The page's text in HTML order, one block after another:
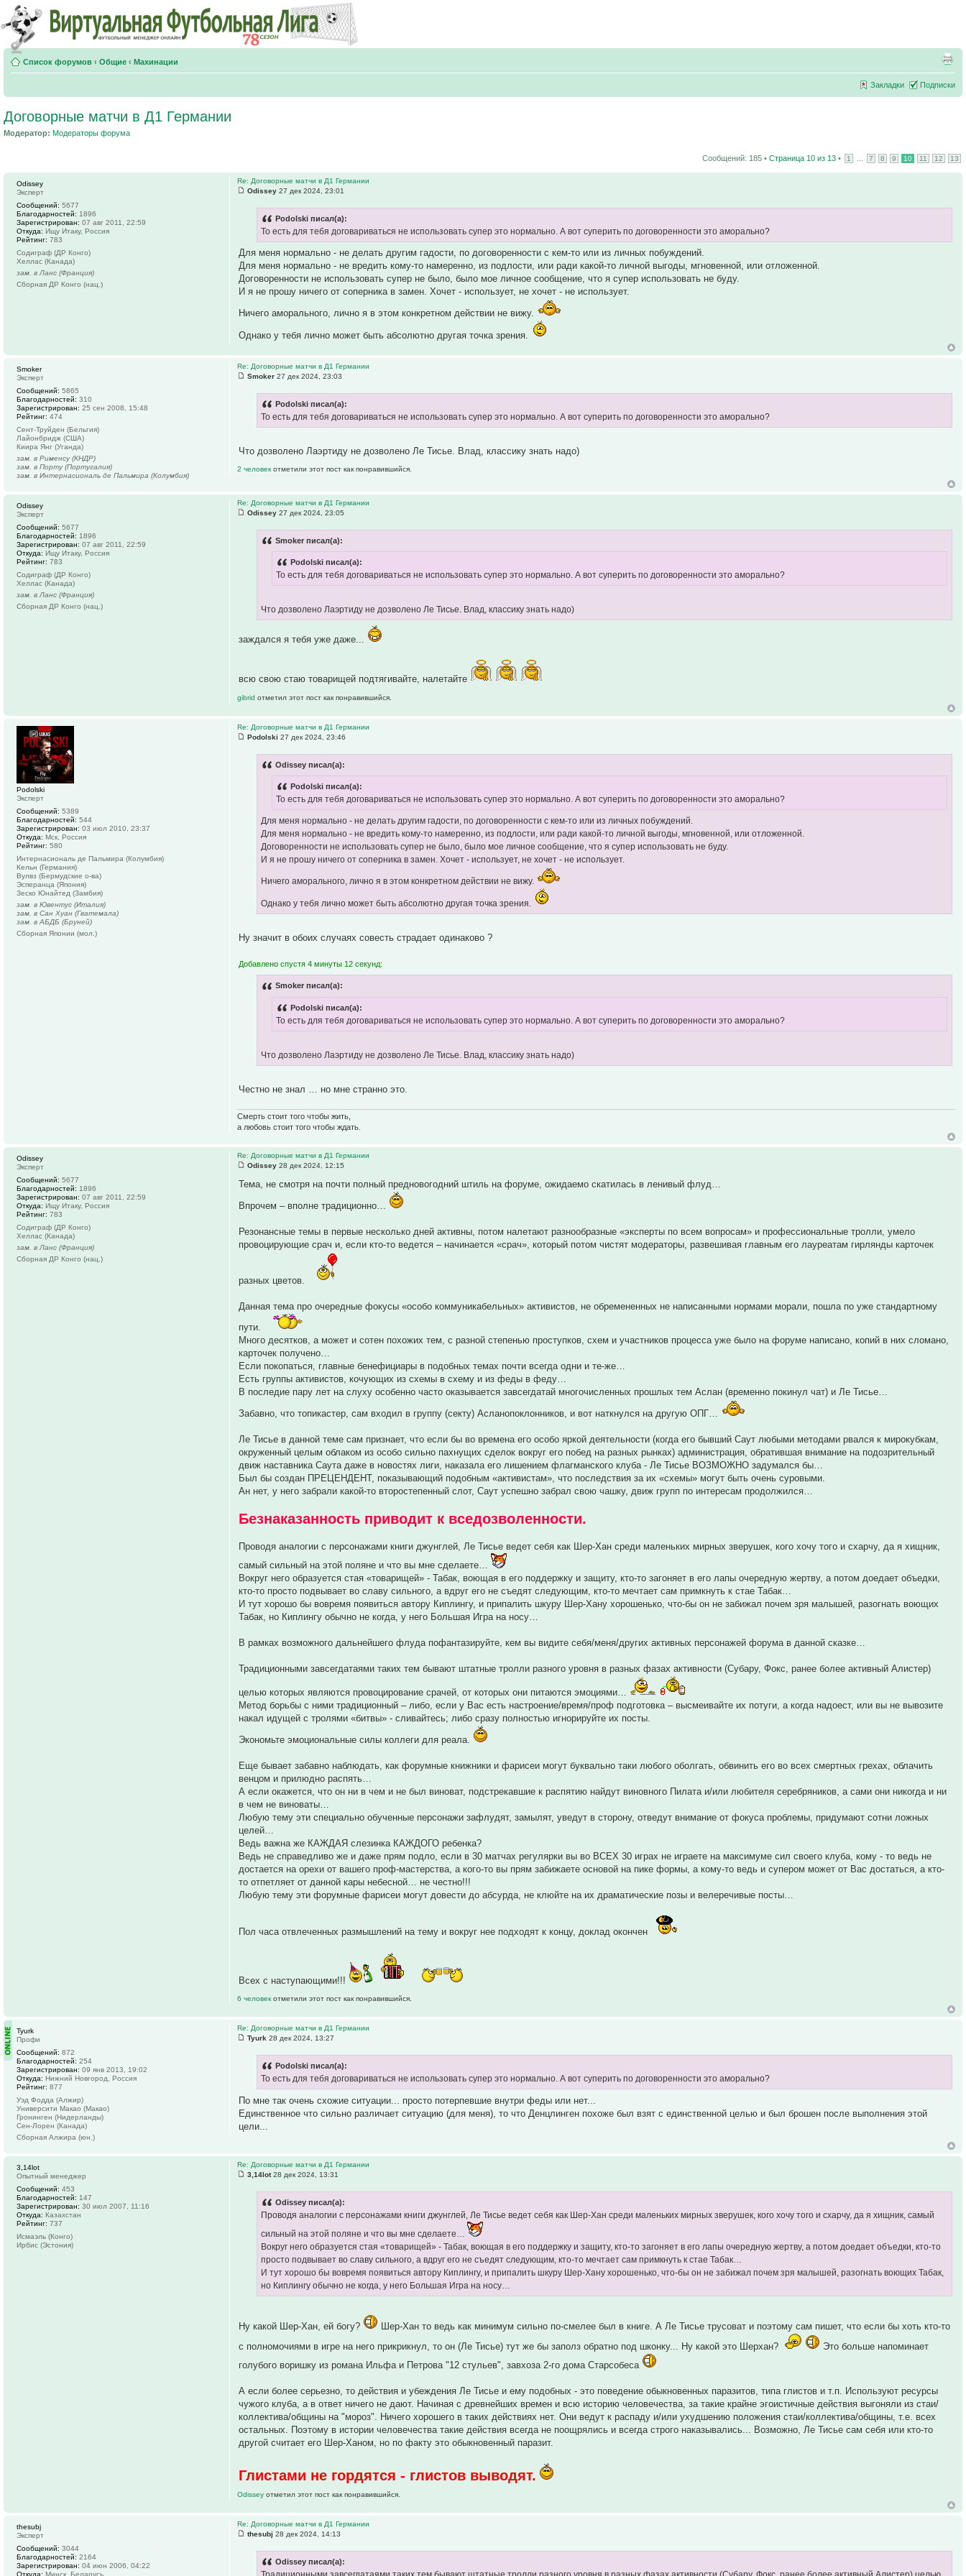
Список форумов ‹ Общие ‹ Махинации
Закладки Подписки
Договорные матчи в Д1 Германии
Модератор: Модераторы форума
Сообщений: 185 • Страница 10 из 13 • 1 7 8 9 10 11 12 13
Re: Договорные матчи в Д1 Германии
Odissey 27 дек 2024, 23:01
Podolski писал(а):
То есть для тебя договариваться не использовать супер это нормально. А вот суперить по договоренности это аморально?
Для меня нормально - не делать другим гадости, по договоренности с кем-то или из личных побуждений.
Для меня нормально - не вредить кому-то намеренно, из подлости, или ради какой-то личной выгоды, мгновенной, или отложенной.
Договоренности не использовать супер не было, было мое личное сообщение, что я супер использовать не буду.
И я не прошу ничего от соперника в замен. Хочет - использует, не хочет - не использует.
Ничего аморального, лично я в этом конкретном действии не вижу.
Однако у тебя лично может быть абсолютно другая точка зрения.
Odissey
Эксперт
Сообщений: 5677
Благодарностей: 1896
Зарегистрирован: 07 авг 2011, 22:59
Откуда: Ищу Итаку, Россия
Рейтинг: 783
Содиграф (ДР Конго)
Хеллас (Канада)
зам. в Ланс (Франция)
Сборная ДР Конго (нац.)
Re: Договорные матчи в Д1 Германии
Smoker 27 дек 2024, 23:03
Podolski писал(а):
То есть для тебя договариваться не использовать супер это нормально. А вот суперить по договоренности это аморально?
Что дозволено Лаэртиду не дозволено Ле Тисье. Влад, классику знать надо)
2 человекотметили этот пост как понравившийся.
Smoker
Эксперт
Сообщений: 5865
Благодарностей: 310
Зарегистрирован: 25 сен 2008, 15:48
Рейтинг: 474
Сент-Труйден (Бельгия)
Лайонбридж (США)
Киира Янг (Уганда)
зам. в Рименсу (КНДР)
зам. в Порту (Португалия)
зам. в Интернасиональ де Пальмира (Колумбия)
Re: Договорные матчи в Д1 Германии
Odissey 27 дек 2024, 23:05
Smoker писал(а):
Podolski писал(а):
То есть для тебя договариваться не использовать супер это нормально. А вот суперить по договоренности это аморально?
Что дозволено Лаэртиду не дозволено Ле Тисье. Влад, классику знать надо)
заждался я тебя уже даже...
всю свою стаю товарищей подтягивайте, налетайте
gibridотметил этот пост как понравившийся.
Odissey
Эксперт
Сообщений: 5677
Благодарностей: 1896
Зарегистрирован: 07 авг 2011, 22:59
Откуда: Ищу Итаку, Россия
Рейтинг: 783
Содиграф (ДР Конго)
Хеллас (Канада)
зам. в Ланс (Франция)
Сборная ДР Конго (нац.)
Re: Договорные матчи в Д1 Германии
Podolski 27 дек 2024, 23:46
Odissey писал(а):
Podolski писал(а):
То есть для тебя договариваться не использовать супер это нормально. А вот суперить по договоренности это аморально?
Для меня нормально - не делать другим гадости, по договоренности с кем-то или из личных побуждений.
Для меня нормально - не вредить кому-то намеренно, из подлости, или ради какой-то личной выгоды, мгновенной, или отложенной.
Договоренности не использовать супер не было, было мое личное сообщение, что я супер использовать не буду.
И я не прошу ничего от соперника в замен. Хочет - использует, не хочет - не использует.
Ничего аморального, лично я в этом конкретном действии не вижу.
Однако у тебя лично может быть абсолютно другая точка зрения.
Ну значит в обоих случаях совесть страдает одинаково ?
Добавлено спустя 4 минуты 12 секунд:
Smoker писал(а):
Podolski писал(а):
То есть для тебя договариваться не использовать супер это нормально. А вот суперить по договоренности это аморально?
Что дозволено Лаэртиду не дозволено Ле Тисье. Влад, классику знать надо)
Честно не знал … но мне странно это.
Смерть стоит того чтобы жить,
а любовь стоит того чтобы ждать.
Podolski
Эксперт
Сообщений: 5389
Благодарностей: 544
Зарегистрирован: 03 июл 2010, 23:37
Откуда: Мск, Россия
Рейтинг: 580
Интернасиональ де Пальмира (Колумбия)
Кельн (Германия)
Вулвз (Бермудские о-ва)
Эсперанца (Япония)
Зеско Юнайтед (Замбия)
зам. в Ювентус (Италия)
зам. в Сан Хуан (Гватемала)
зам. в АБДБ (Бруней)
Сборная Японии (мол.)
Re: Договорные матчи в Д1 Германии
Odissey 28 дек 2024, 12:15
Тема, не смотря на почти полный предновогодний штиль на форуме, ожидаемо скатилась в ленивый флуд…
Впрочем – вполне традиционно…
Резонансные темы в первые несколько дней активны, потом налетают разнообразные «эксперты по всем вопросам» и профессиональные тролли, умело
провоцирующие срач и, если кто-то ведется – начинается «срач», который потом чистят модераторы, развешивая главным его лауреатам гирлянды карточек
разных цветов.
Данная тема про очередные фокусы «особо коммуникабельных» активистов, не обремененных не написанными нормами морали, пошла по уже стандартному
пути.
Много десятков, а может и сотен похожих тем, с разной степенью проступков, схем и участников процесса уже было на форуме написано, копий в них сломано,
карточек получено…
Если покопаться, главные бенефициары в подобных темах почти всегда одни и те-же…
Есть группы активистов, кочующих из схемы в схему и из феды в феду…
В последие пару лет на слуху особенно часто оказывается завсегдатай многочисленных прошлых тем Аслан (временно покинул чат) и Ле Тисье…
Забавно, что топикастер, сам входил в группу (секту) Асланопоклонников, и вот наткнулся на другую ОПГ…
Ле Тисье в данной теме сам признает, что если бы во времена его особо яркой деятельности (когда его бывший Саут любыми методами рвался к мирокубкам,
окруженный целым облаком из особо сильно пахнущих сделок вокруг его побед на разных рынках) администрация, обратившая внимание на подозрительный
движ наставника Саута даже в новостях лиги, наказала его лишением флагманского клуба - Ле Тисье ВОЗМОЖНО задумался бы…
Был бы создан ПРЕЦЕНДЕНТ, показывающий подобным «активистам», что последствия за их «схемы» могут быть очень суровыми.
Ан нет, у него забрали какой-то второстепенный слот, Саут успешно забрал свою чашку, движ групп по интересам продолжился…
Безнаказанность приводит к вседозволенности.
Проводя аналогии с персонажами книги джунглей, Ле Тисье ведет себя как Шер-Хан среди маленьких мирных зверушек, кого хочу того и схарчу, да я хищник,
самый сильный на этой поляне и что вы мне сделаете…
Вокруг него образуется стая «товарищей» - Табак, воющая в его поддержку и защиту, кто-то загоняет в его лапы очередную жертву, а потом доедает объедки,
кто-то просто подвывает во славу сильного, а вдруг его не съедят следующим, кто-то мечтает сам примкнуть к стае Табак…
И тут хорошо бы вовремя появиться автору Киплингу, и припалить шкуру Шер-Хану хорошенько, что-бы он не забижал почем зря малышей, разогнать воющих
Табак, но Киплингу обычно не когда, у него Большая Игра на носу…
В рамках возможного дальнейшего флуда пофантазируйте, кем вы видите себя/меня/других активных персонажей форума в данной сказке…
Традиционными завсегдатаями таких тем бывают штатные тролли разного уровня в разных фазах активности (Субару, Фокс, ранее более активный Алистер)
целью которых являются провоцирование срачей, от которых они питаются эмоциями…
Метод борьбы с ними традиционный – либо, если у Вас есть настроение/время/проф подготовка – высмеивайте их потуги, а когда надоест, или вы не вывозите
накал идущей с тролями «битвы» - сливайтесь; либо сразу полностью игнорируйте их посты.
Экономьте эмоциональные силы коллеги для реала.
Еще бывает забавно наблюдать, как форумные книжники и фарисеи могут буквально таки любого оболгать, обвинить его во всех смертных грехах, облачить
венцом и прилюдно распять…
А если окажется, что он ни в чем и не был виноват, подстрекавшие к распятию найдут виновного Пилата и/или любителя серебряников, а сами они никогда и ни
в чем не виноваты…
Любую тему эти специально обученные персонажи зафлудят, замылят, уведут в сторону, отведут внимание от фокуса проблемы, придумают сотни ложных
целей…
Ведь важна же КАЖДАЯ слезинка КАЖДОГО ребенка?
Ведь не справедливо же и даже прям подло, если в 30 матчах регулярки вы во ВСЕХ 30 играх не играете на максимуме сил своего клуба, кому - то ведь не
достается на орехи от вашего проф-мастерства, а кого-то вы прям забижаете основой на пике формы, а кому-то ведь и супером может от Вас достаться, а кто-
то отпетляет от данной кары небесной… не честно!!!
Любую тему эти форумные фарисеи могут довести до абсурда, не клюйте на их драматические позы и велеречивые посты…
Пол часа отвлеченных размышлений на тему и вокруг нее подходят к концу, доклад окончен
Всех с наступающими!!!
6 человекотметили этот пост как понравившийся.
Odissey
Эксперт
Сообщений: 5677
Благодарностей: 1896
Зарегистрирован: 07 авг 2011, 22:59
Откуда: Ищу Итаку, Россия
Рейтинг: 783
Содиграф (ДР Конго)
Хеллас (Канада)
зам. в Ланс (Франция)
Сборная ДР Конго (нац.)
Re: Договорные матчи в Д1 Германии
Tyurk 28 дек 2024, 13:27
Podolski писал(а):
То есть для тебя договариваться не использовать супер это нормально. А вот суперить по договоренности это аморально?
По мне так очень схожие ситуации... просто потерпевшие внутри феды или нет...
Единственное что сильно различает ситуацию (для меня), то что Денцлинген похоже был взят с единственной целью и был брошен после выполнения этой
цели...
Tyurk
Профи
Сообщений: 872
Благодарностей: 254
Зарегистрирован: 09 янв 2013, 19:02
Откуда: Нижний Новгород, Россия
Рейтинг: 877
Уэд Фодда (Алжир)
Университи Макао (Макао)
Гронинген (Нидерланды)
Сен-Лорен (Канада)
Сборная Алжира (юн.)
Re: Договорные матчи в Д1 Германии
3,14lot28 дек 2024, 13:31
Odissey писал(а):
Проводя аналогии с персонажами книги джунглей, Ле Тисье ведет себя как Шер-Хан среди маленьких мирных зверушек, кого хочу того и схарчу, да я хищник, самый
сильный на этой поляне и что вы мне сделаете…
Вокруг него образуется стая «товарищей» - Табак, воющая в его поддержку и защиту, кто-то загоняет в его лапы очередную жертву, а потом доедает объедки, кто-то
просто подвывает во славу сильного, а вдруг его не съедят следующим, кто-то мечтает сам примкнуть к стае Табак…
И тут хорошо бы вовремя появиться автору Киплингу, и припалить шкуру Шер-Хану хорошенько, что-бы он не забижал почем зря малышей, разогнать воющих Табак,
но Киплингу обычно не когда, у него Большая Игра на носу…
Ну какой Шер-Хан, ей богу?
Шер-Хан то ведь как минимум сильно по-смелее был в книге. А Ле Тисье трусоват и поэтому сам пишет, что если бы хоть кто-то
с полномочиями в игре на него прикрикнул, то он (Ле Тисье) тут же бы заполз обратно под шконку... Ну какой это Шерхан?
Это больше напоминает
голубого воришку из романа Ильфа и Петрова "12 стульев", завхоза 2-го дома Старсобеса
А если более серьезно, то действия и убеждения Ле Тисье и ему подобных - это поведение обыкновенных паразитов, типа глистов и т.п. Используют ресурсы
чужого клуба, а в ответ ничего не дают. Начиная с древнейших времен и всю историю человечества, за такие крайне эгоистичные действия выгоняли из стаи/
коллектива/общины на "мороз". Ничего хорошего в таких действиях нет. Они ведут к распаду и/или ухудшению положения стаи/коллектива/общины, т.е. всех
остальных. Поэтому в истории человечества такие действия всегда не поощрялись и всегда строго наказывались... Возможно, Ле Тисье сам себя или кто-то
другой считает его Шер-Ханом, но по факту это обыкновенный паразит.
Глистами не гордятся - глистов выводят.
Odisseyотметил этот пост как понравившийся.
3,14lot
Опытный менеджер
Сообщений: 453
Благодарностей: 147
Зарегистрирован: 30 июл 2007, 11:16
Откуда: Казахстан
Рейтинг: 737
Исмаэль (Конго)
Ирбис (Эстония)
Re: Договорные матчи в Д1 Германии
thesubj 28 дек 2024, 14:13
Odissey писал(а):
thesubj
Эксперт
Сообщений: 3044
Благодарностей: 2164
Зарегистрирован: 04 июн 2006, 04:22
Откуда: Минск, Беларусь